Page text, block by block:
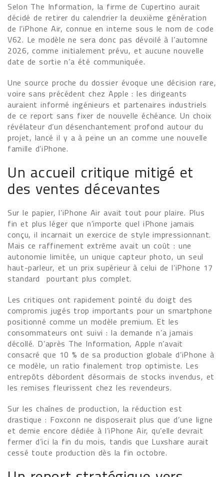
Selon The Information, la firme de Cupertino aurait
décidé de retirer du calendrier la deuxième génération
de l’iPhone Air, connue en interne sous le nom de code
V62. Le modèle ne sera donc pas dévoilé à l’automne
2026, comme initialement prévu, et aucune nouvelle
date de sortie n’a été communiquée.
Une source proche du dossier évoque une décision rare,
voire sans précédent chez Apple : les dirigeants
auraient informé ingénieurs et partenaires industriels
de ce report sans fixer de nouvelle échéance. Un choix
révélateur d’un désenchantement profond autour du
projet, lancé il y a à peine un an comme une nouvelle
famille d’iPhone.
Un accueil critique mitigé et
des ventes décevantes
Sur le papier, l’iPhone Air avait tout pour plaire. Plus
fin et plus léger que n’importe quel iPhone jamais
conçu, il incarnait un exercice de style impressionnant.
Mais ce raffinement extrême avait un coût : une
autonomie limitée, un unique capteur photo, un seul
haut-parleur, et un prix supérieur à celui de l’iPhone 17
standard pourtant plus complet.
Les critiques ont rapidement pointé du doigt des
compromis jugés trop importants pour un smartphone
positionné comme un modèle premium. Et les
consommateurs ont suivi : la demande n’a jamais
décollé. D’après The Information, Apple n’avait
consacré que 10 % de sa production globale d’iPhone à
ce modèle, un ratio finalement trop optimiste. Les
entrepôts débordent désormais de stocks invendus, et
les remises fleurissent chez les revendeurs.
Sur les chaînes de production, la réduction est
drastique : Foxconn ne disposerait plus que d’une ligne
et demie encore dédiée à l’iPhone Air, qu’elle devrait
fermer d’ici la fin du mois, tandis que Luxshare aurait
cessé toute production dès la fin octobre.